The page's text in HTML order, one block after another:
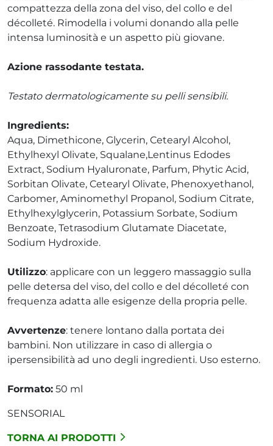
compattezza della zona del viso, del collo e del
décolleté. Rimodella i volumi donando alla pelle
intensa luminosità e un aspetto più giovane.
Azione rassodante testata.
Testato dermatologicamente su pelli sensibili.
Ingredients:
Aqua, Dimethicone, Glycerin, Cetearyl Alcohol,
Ethylhexyl Olivate, Squalane,Lentinus Edodes
Extract, Sodium Hyaluronate, Parfum, Phytic Acid,
Sorbitan Olivate, Cetearyl Olivate, Phenoxyethanol,
Carbomer, Aminomethyl Propanol, Sodium Citrate,
Ethylhexylglycerin, Potassium Sorbate, Sodium
Benzoate, Tetrasodium Glutamate Diacetate,
Sodium Hydroxide.
Utilizzo: applicare con un leggero massaggio sulla
pelle detersa del viso, del collo e del décolleté con
frequenza adatta alle esigenze della propria pelle.
Avvertenze: tenere lontano dalla portata dei
bambini. Non utilizzare in caso di allergia o
ipersensibilità ad uno degli ingredienti. Uso esterno.
Formato: 50 ml
SENSORIAL
TORNA AI PRODOTTI